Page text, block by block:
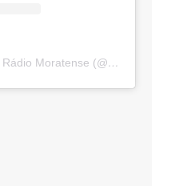
Um post compartilhado por Rádio Moratense (@radio_moratense)